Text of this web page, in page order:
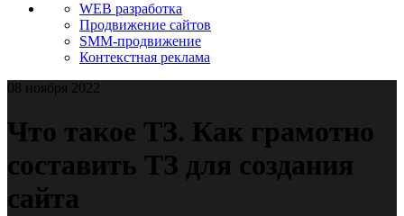
WEB разработка
Продвижение сайтов
SMM-продвижение
Контекстная реклама
08 ноября 2022
Что такое ТЗ. Как грамотно
составить ТЗ для создания
сайта